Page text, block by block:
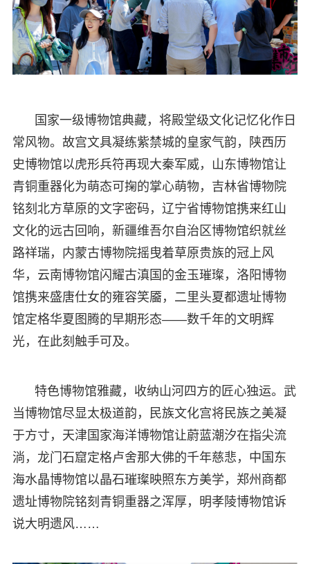
国家一级博物馆典藏，将殿堂级文化记忆化作日
常风物。故宫文具凝练紫禁城的皇家气韵，陕西历
史博物馆以虎形兵符再现大秦军威，山东博物馆让
青铜重器化为萌态可掬的掌心萌物，吉林省博物院
铭刻北方草原的文字密码，辽宁省博物馆携来红山
文化的远古回响，新疆维吾尔自治区博物馆织就丝
路祥瑞，内蒙古博物院摇曳着草原贵族的冠上风
华，云南博物馆闪耀古滇国的金玉璀璨，洛阳博物
馆携来盛唐仕女的雍容笑靥，二里头夏都遗址博物
馆定格华夏图腾的早期形态——数千年的文明辉
光，在此刻触手可及。
特色博物馆雅藏，收纳山河四方的匠心独运。武
当博物馆尽显太极道韵，民族文化宫将民族之美凝
于方寸，天津国家海洋博物馆让蔚蓝潮汐在指尖流
淌，龙门石窟定格卢舍那大佛的千年慈悲，中国东
海水晶博物馆以晶石璀璨映照东方美学，郑州商都
遗址博物院铭刻青铜重器之浑厚，明孝陵博物馆诉
说大明遗风……